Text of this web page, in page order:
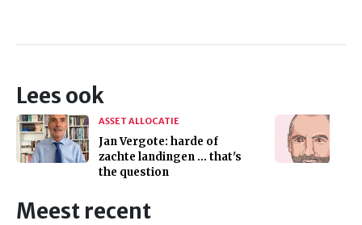
Lees ook
ASSET ALLOCATIE
Jan Vergote: harde of
zachte landingen ... that's
the question
Meest recent